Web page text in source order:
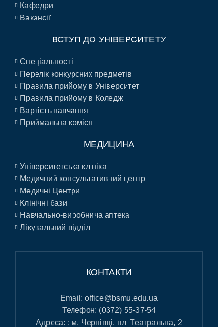
Кафедри
Вакансії
ВСТУП ДО УНІВЕРСИТЕТУ
Спеціальності
Перелік конкурсних предметів
Правила прийому в Університет
Правила прийому в Коледж
Вартість навчання
Приймальна коміся
МЕДИЦИНА
Університетська клініка
Медичний консультативний центр
Медичні Центри
Клінічні бази
Навчально-виробнича аптека
Лікувальний відділ
КОНТАКТИ
Email:office@bsmu.edu.ua
Телефон: (0372) 55-37-54
Адреса: : м. Чернівці, пл. Театральна, 2